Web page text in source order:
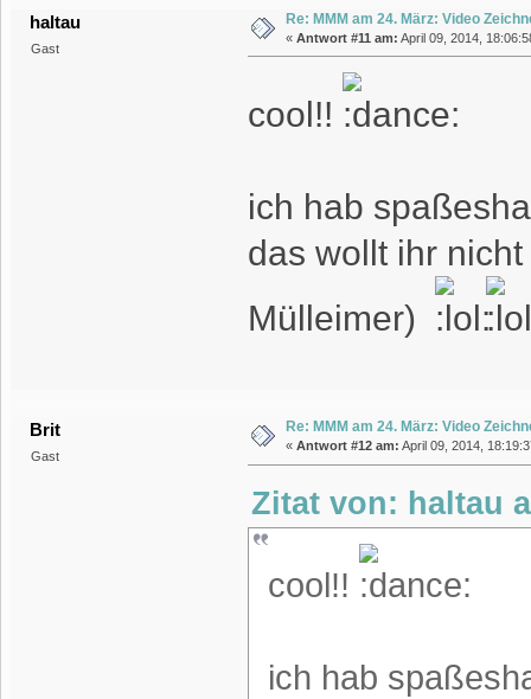
haltau
Gast
Re: MMM am 24. März: Video
« Antwort #11 am: April 09, 2014,
cool!!
ich hab
das wollt ihr
Mülleimer)
Brit
Gast
Re: MMM am 24. März: Video
« Antwort #12 am: April 09, 2014,
Zitat von: haltau
cool!!
ich hab